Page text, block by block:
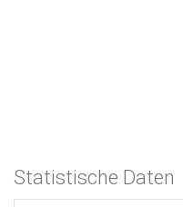
Statistische Daten